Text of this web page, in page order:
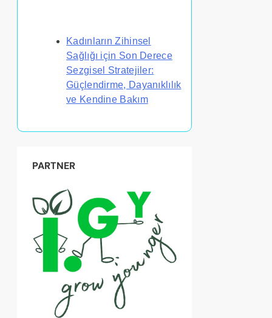
Kadınların Zihinsel
Sağlığı için Son Derece
Sezgisel Stratejiler:
Güçlendirme, Dayanıklılık
ve Kendine Bakım
PARTNER